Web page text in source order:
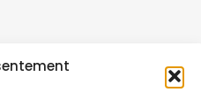
sur les réseaux